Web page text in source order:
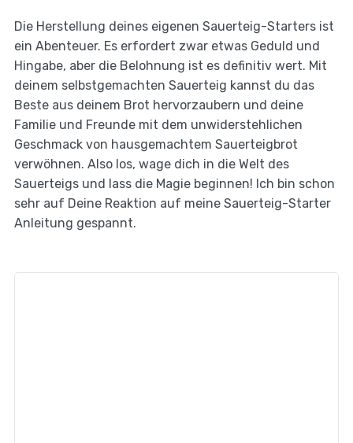
Die Herstellung deines eigenen Sauerteig-Starters ist
ein Abenteuer. Es erfordert zwar etwas Geduld und
Hingabe, aber die Belohnung ist es definitiv wert. Mit
deinem selbstgemachten Sauerteig kannst du das
Beste aus deinem Brot hervorzaubern und deine
Familie und Freunde mit dem unwiderstehlichen
Geschmack von hausgemachtem Sauerteigbrot
verwöhnen. Also los, wage dich in die Welt des
Sauerteigs und lass die Magie beginnen! Ich bin schon
sehr auf Deine Reaktion auf meine Sauerteig-Starter
Anleitung gespannt.